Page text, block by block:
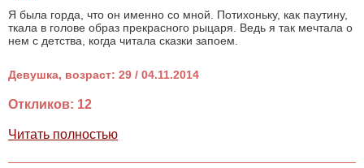
Я была горда, что он именно со мной. Потихоньку, как паутину,
ткала в голове образ прекрасного рыцаря. Ведь я так мечтала о
нем с детства, когда читала сказки запоем.
Девушка, возраст: 29 / 04.11.2014
Откликов: 12
Читать полностью